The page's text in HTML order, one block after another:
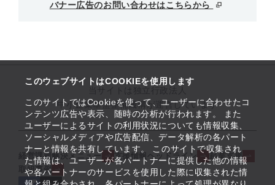
このウェブサイトはCOOKIEを使用します
このサイトではCookieを使って、ユーザーに合わせたコ
ンテンツ広告や表示、随時の分析が行われます。 また
ユーザーによるサイトの利用状況についても情報収集、
ソーシャルメディアや広告配信、データ解析の各パート
ナーと情報を共有しています。 このサイトで収集され
た情報は、ユーザーが各パートナーに提供した他の情報
や各パートナーのサービスを使用した際に収集された情
バナー広告のお問い合わせはこちらから
中小企業基盤整備機構が運営しています
経営課題解決メニュー 支援情報ヘッドライン
起業支援
取組事例